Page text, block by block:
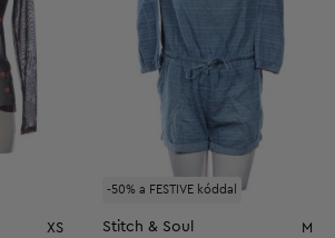
XS
-50% a FESTIVE kóddal
Stitch & Soul M